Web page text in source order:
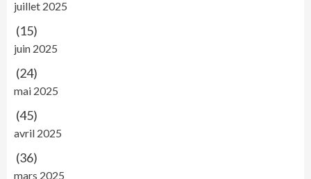
juillet 2025
(15)
juin 2025
(24)
mai 2025
(45)
avril 2025
(36)
mars 2025